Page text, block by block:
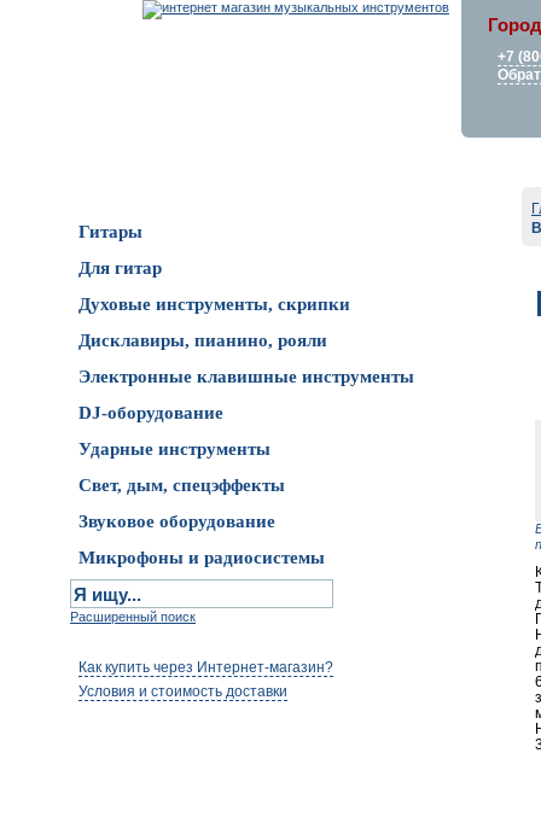
+7
Гитары
Для гитар
Духовые инструменты, скрипки
Дисклавиры, пианино, рояли
Электронные клавишные инструменты
DJ-оборудование
Ударные инструменты
Свет, дым, спецэффекты
Звуковое оборудование
Микрофоны и радиосистемы
Расширенный поиск
Как купить через Интернет-магазин?
Условия и стоимость доставки